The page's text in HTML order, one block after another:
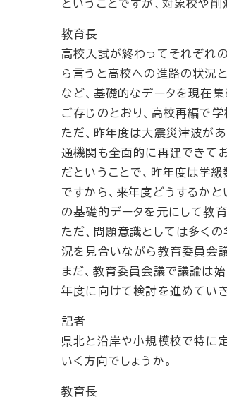
ということですが、対象校や
教育長
高校入試が終わってそれぞれ
ら言うと高校への進路の状況
など、基礎的なデータを現在集
ご存じのとおり、高校再編で
ただ、昨年度は大震災津波が
通機関も全面的に再建できて
だということで、昨年度は学
ですから、来年度どうするか
の基礎的データを元にして教
ただ、問題意識としては多く
況を見合いながら教育委員会
まだ、教育委員会議で議論は
年度に向けて検討を進めてい
記者
県北と沿岸や小規模校で特に
いく方向でしょうか。
教育長